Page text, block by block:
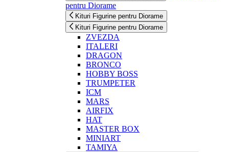
pentru Diorame
Kituri Figurine pentru Diorame
Kituri Figurine pentru Diorame
ZVEZDA
ITALERI
DRAGON
BRONCO
HOBBY BOSS
TRUMPETER
ICM
MARS
AIRFIX
HAT
MASTER BOX
MINIART
TAMIYA